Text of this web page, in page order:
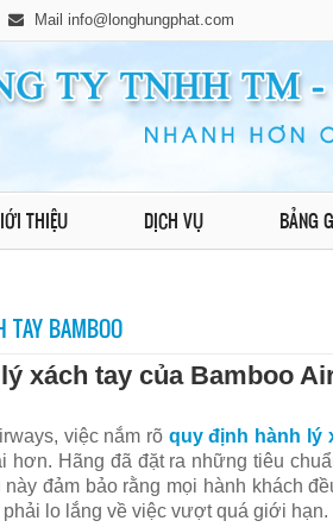
Mail info@longhungphat.com
THIỆU DỊCH VỤ BẢNG
TAY BAMBOO
xách tay của Bamboo
việc nắm rõ quy định hành lý
hơn. Hãng đã đặt ra những tiêu
đảm bảo rằng mọi hành khách
lo lắng về việc vượt quá giới hạn.